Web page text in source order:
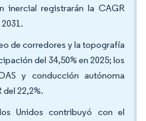
inercial registrarán la CAGR
de corredores y la topografía
del 34,50% en 2025; los
y conducción autónoma
22,2%.
Unidos contribuyó con el